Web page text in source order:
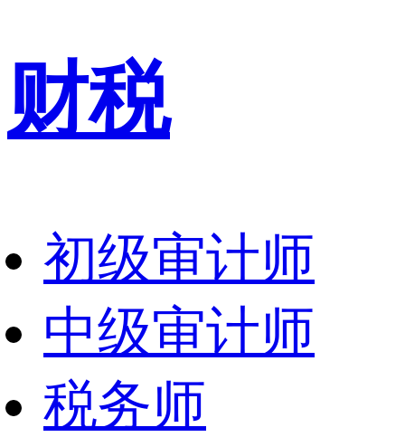
财税
初级审计师
中级审计师
税务师